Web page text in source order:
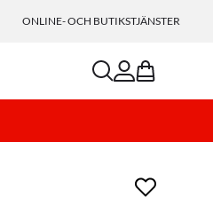
ONLINE- OCH BUTIKSTJÄNSTER
searchaccount
bag